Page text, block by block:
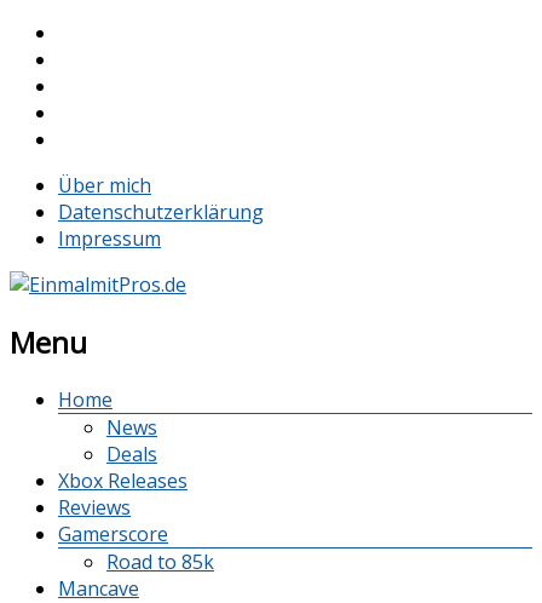
Über mich
Datenschutzerklärung
Impressum
Menu
Home
News
Deals
Xbox Releases
Reviews
Gamerscore
Road to 85k
Mancave